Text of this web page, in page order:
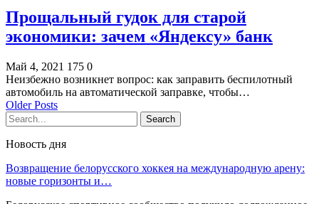
Прощальный гудок для старой
экономики: зачем «Яндексу» банк
Май 4, 2021 175 0
Неизбежно возникнет вопрос: как заправить беспилотный
автомобиль на автоматической заправке, чтобы…
Older Posts
Новость дня
Возвращение белорусского хоккея на международную арену:
новые горизонты и…